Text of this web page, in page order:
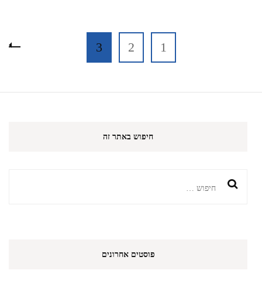
pagination
עמוד1 עמוד
2 עמוד
3
חיפוש באתר זה
חיפוש:
פוסטים אחרונים